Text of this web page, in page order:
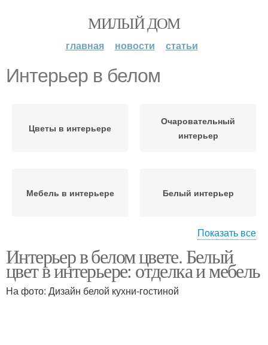
МИЛЫЙ ДОМ
главная новости статьи
Интерьер в белом
Цветы в интерьере
Очаровательный
интерьер
Мебель в интерьере Белый интерьер
Решение для интерьера
Показать все
Интерьер в белом цвете. Белый
цвет в интерьере: отделка и мебель
На фото: Дизайн белой кухни-гостиной